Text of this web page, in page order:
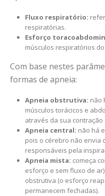
Fluxo respiratório:
respiratórias.
Esforço
músculos respiratórios
Com base nestes
formas de apneia:
Apneia obstrutiva: não
músculos torácicos e
através da sua contração
Apneia central: não há
pois o cérebro não envia
responsáveis pela
Apneia mista: começa
esforço e sem fluxo de
obstrutiva (o esforço
permanecem fechadas).